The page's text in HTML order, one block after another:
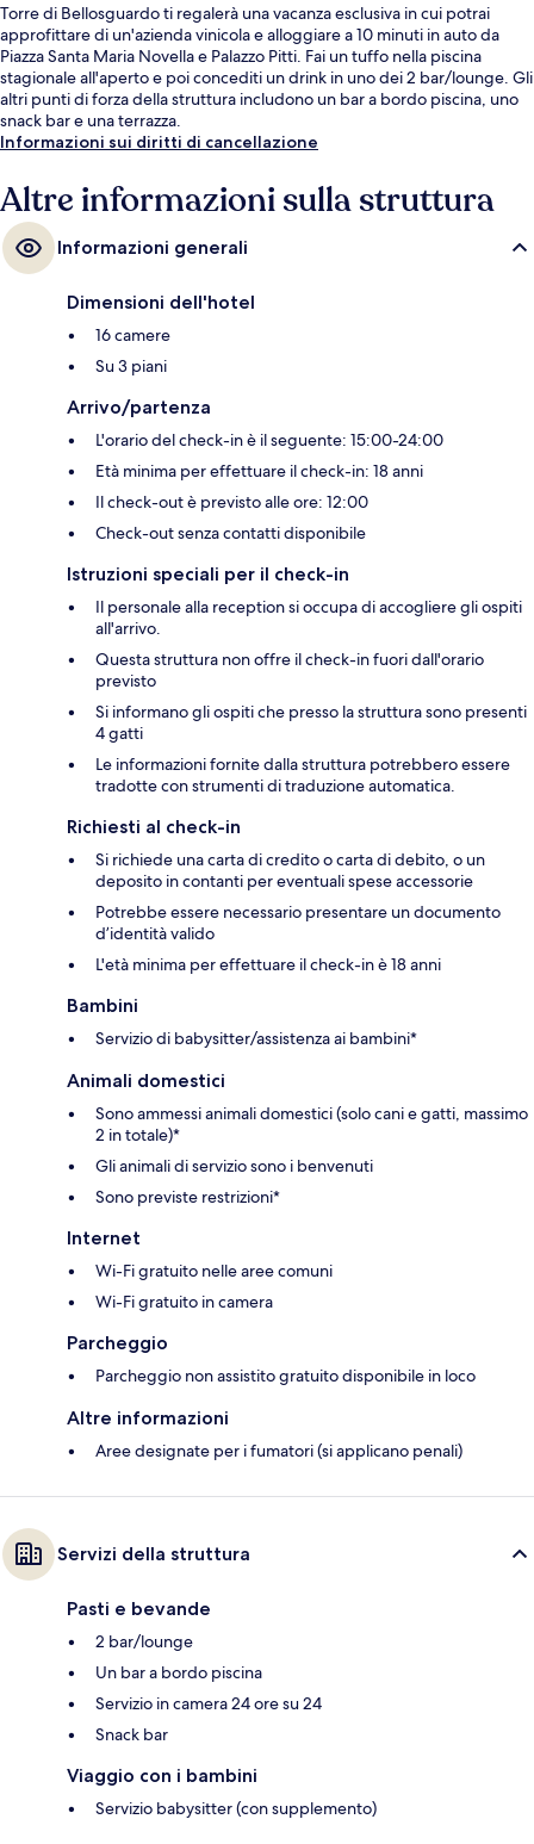
Torre di Bellosguardo ti regalerà una vacanza esclusiva in cui potrai
approfittare di un'azienda vinicola e alloggiare a 10 minuti in auto da
Piazza Santa Maria Novella e Palazzo Pitti. Fai un tuffo nella piscina
stagionale all'aperto e poi concediti un drink in uno dei 2 bar/lounge. Gli
altri punti di forza della struttura includono un bar a bordo piscina, uno
snack bar e una terrazza.
Informazioni sui diritti di cancellazione
Altre informazioni sulla struttura
Informazioni generali
Dimensioni dell'hotel
16 camere
Su 3 piani
Arrivo/partenza
L'orario del check-in è il seguente: 15:00-24:00
Età minima per effettuare il check-in: 18 anni
Il check-out è previsto alle ore: 12:00
Check-out senza contatti disponibile
Istruzioni speciali per il check-in
Il personale alla reception si occupa di accogliere gli ospiti
all'arrivo.
Questa struttura non offre il check-in fuori dall'orario
previsto
Si informano gli ospiti che presso la struttura sono presenti
4 gatti
Le informazioni fornite dalla struttura potrebbero essere
tradotte con strumenti di traduzione automatica.
Richiesti al check-in
Si richiede una carta di credito o carta di debito, o un
deposito in contanti per eventuali spese accessorie
Potrebbe essere necessario presentare un documento
d’identità valido
L'età minima per effettuare il check-in è 18 anni
Bambini
Servizio di babysitter/assistenza ai bambini*
Animali domestici
Sono ammessi animali domestici (solo cani e gatti, massimo
2 in totale)*
Gli animali di servizio sono i benvenuti
Sono previste restrizioni*
Internet
Wi-Fi gratuito nelle aree comuni
Wi-Fi gratuito in camera
Parcheggio
Parcheggio non assistito gratuito disponibile in loco
Altre informazioni
Aree designate per i fumatori (si applicano penali)
Servizi della struttura
Pasti e bevande
2 bar/lounge
Un bar a bordo piscina
Servizio in camera 24 ore su 24
Snack bar
Viaggio con i bambini
Servizio babysitter (con supplemento)